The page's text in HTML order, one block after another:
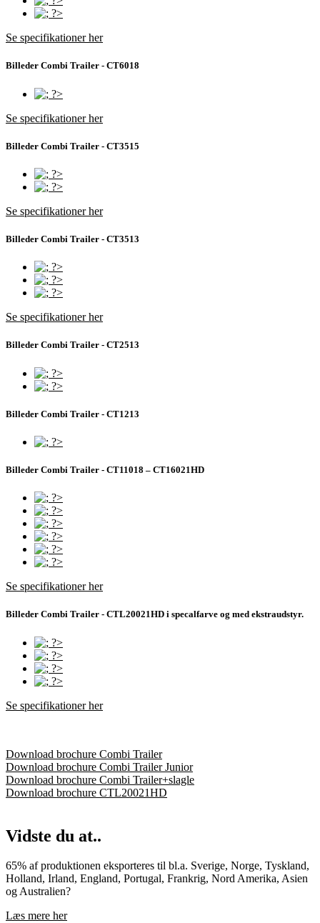
Se specifikationer her
Billeder Combi Trailer - CT6018
Se specifikationer her
Billeder Combi Trailer - CT3515
Se specifikationer her
Billeder Combi Trailer - CT3513
Se specifikationer her
Billeder Combi Trailer - CT2513
Billeder Combi Trailer - CT1213
Billeder Combi Trailer - CT11018 – CT16021HD
Se specifikationer her
Billeder Combi Trailer - CTL20021HD i specalfarve og med ekstraudstyr.
Se specifikationer her
Download brochure Combi Trailer
Download brochure Combi Trailer Junior
Download brochure Combi Trailer+slagle
Download brochure CTL20021HD
Vidste du at..
65% af produktionen eksporteres til bl.a. Sverige, Norge, Tyskland,
Holland, Irland, England, Portugal, Frankrig, Nord Amerika, Asien
og Australien?
Læs mere her